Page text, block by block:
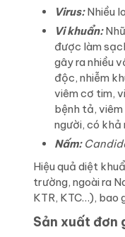
Virus:Nhiều
Vi khuẩn:
được làm
gây ra nhiều
độc, nhiễm
viêm cơ tim,
bệnh tả,
người, có khả
Nấm:
Hiệu quả diệt
trường, ngoài ra
KTR, KTC…), bao
Sản xuất đơn